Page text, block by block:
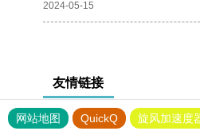
2024-05-15
友情链接
网站地图 QuickQ 旋风加速度